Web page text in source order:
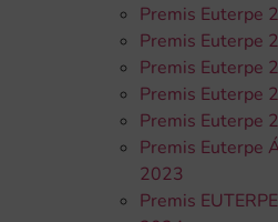
Premis Euterpe
Premis Euterpe
Premis Euterpe
Premis Euterpe
Premis Euterpe
Premis Euterpe
2023
Premis